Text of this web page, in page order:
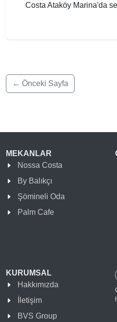
Costa Ataköy Marina'da
← Önceki Sayfa
MEKANLAR
Nossa Costa
By Balıkçı
Şömineli Oda
Palm Cafe
KURUMSAL
Hakkımızda
İletişim
BVS Group